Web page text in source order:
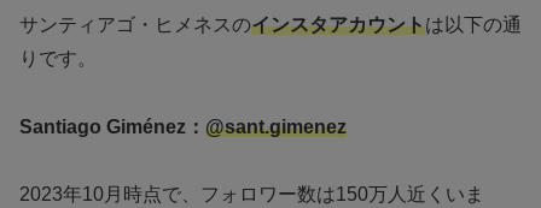
サンティアゴ・ヒメネスのインスタアカウントは以下の通
りです。
Santiago Giménez： @sant.gimenez
2023年10月時点で、フォロワー数は150万人近くいま